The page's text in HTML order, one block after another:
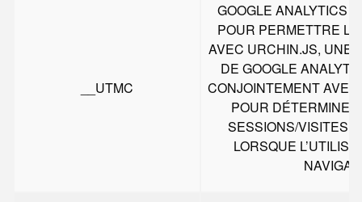
__UTMC
GOOGLE ANALYTICS
POUR PERMETTRE
AVEC URCHIN.JS, UNE
DE GOOGLE
CONJOINTEMENT
POUR
SESSIONS/VISITES.
LORSQUE